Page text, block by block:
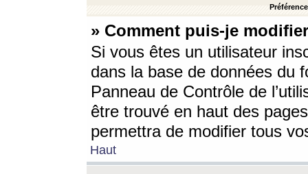
» Comment puis-je
Si vous êtes un utilisateur
dans la base de données du
Panneau de Contrôle de
être trouvé en haut des
permettra de modifier tous
Haut